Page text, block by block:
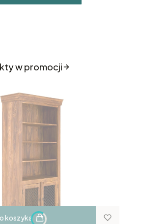
w promocji
koszyka